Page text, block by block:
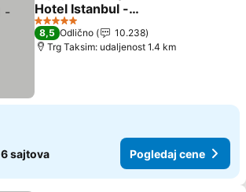
Hotel Istanbul -
Piyalepasa
Pogledaj cene
5 Zvezdice
8,5 Odlično
10.238
Trg Taksim: udaljenost 1.4 km
6 sajtova Pogledaj cene